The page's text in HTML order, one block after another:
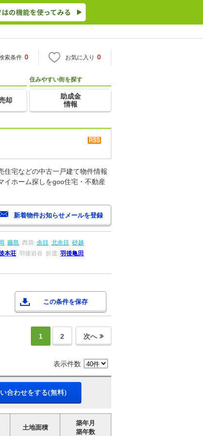
索条件 0 お気に入り 0
却
住みやすい街を探す
助成金
情報
住宅などの中古一戸建て物件情報
イホーム探しをgoo住宅・不動産
藤島 西袋 余目 北余目
砂越
本荘 羽後岩谷 折渡 羽後亀田
この条件を保存
1 2 次へ
表示件数
合わせをする(無料)
土地面積
築年月
築年数